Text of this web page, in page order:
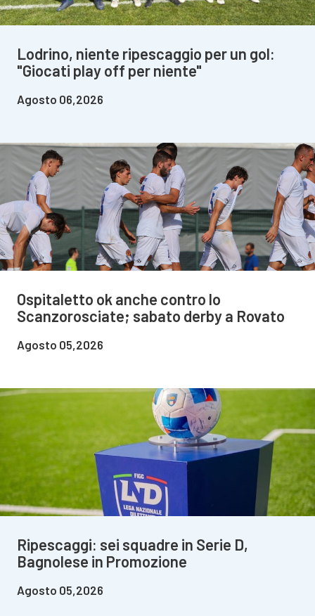
Lodrino, niente ripescaggio per un gol:
"Giocati play off per niente"
Agosto 06,2026
Ospitaletto ok anche contro lo
Scanzorosciate; sabato derby a Rovato
Agosto 05,2026
Ripescaggi: sei squadre in Serie D,
Bagnolese in Promozione
Agosto 05,2026